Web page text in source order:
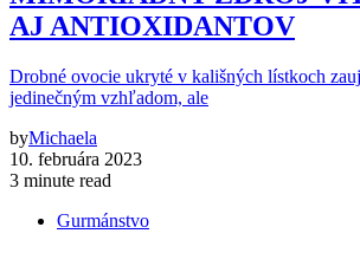
AJ ANTIOXIDANTOV
Drobné ovocie ukryté v kališných lístkoch
jedinečným vzhľadom, ale
byMichaela
10. februára 2023
3 minute read
Gurmánstvo